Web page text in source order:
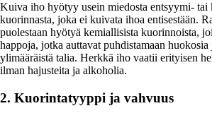
Kuiva iho hyötyy usein miedosta entsyymi- tai
kuorinnasta, joka ei kuivata ihoa entisestään.
puolestaan hyötyä kemiallisista kuorinnoista,
happoja, jotka auttavat puhdistamaan huokosia
ylimääräistä talia. Herkkä iho vaatii erityisen
ilman hajusteita ja alkoholia.
2. Kuorintatyyppi ja vahvuus